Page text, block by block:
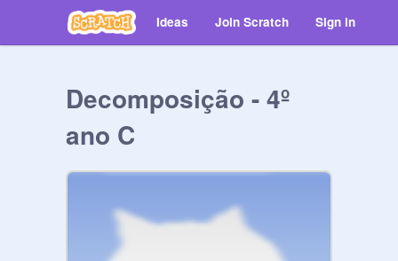
Ideas Join Scratch Sign in
Decomposição - 4º
ano C